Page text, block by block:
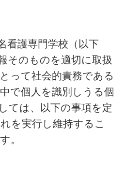
護専門学校（以下
そのものを適切に取扱
って社会的責務である
で個人を識別しうる個
ては、以下の事項を定
を実行し維持するこ
。